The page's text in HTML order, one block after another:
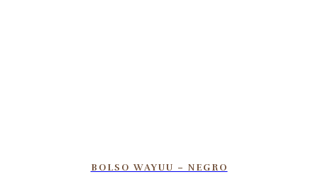
BOLSO WAYUU – NEGRO